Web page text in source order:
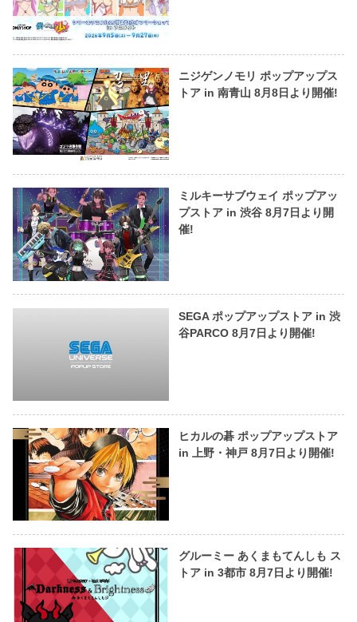
ニジゲンノモリ ポップアップス
トア in 南青山 8月8日より開催!
ミルキーサブウェイ ポップアッ
プストア in 渋谷 8月7日より開
催!
SEGA ポップアップストア in 渋
谷PARCO 8月7日より開催!
ヒカルの碁 ポップアップストア
in 上野・神戸 8月7日より開催!
グルーミー あくまもてんしも ス
トア in 3都市 8月7日より開催!